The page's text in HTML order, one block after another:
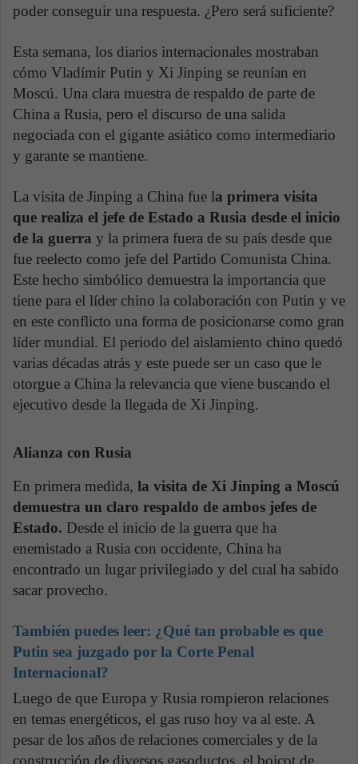
poder conseguir una respuesta. ¿Pero será suficiente?
Esta semana, los diarios internacionales mostraban
cómo Vladímir Putin y Xi Jinping se reunían en
Moscú. Una clara muestra de respaldo de parte de
China a Rusia, pero el discurso de una salida
negociada con el gigante asiático como intermediario
y garante se mantiene.
La visita de Jinping a China fue la primera visita
que realiza el jefe de Estado a Rusia desde el inicio
de la guerra y la primera fuera de su país desde que
fue reelecto como jefe del Partido Comunista China.
Este hecho simbólico demuestra la importancia que
tiene para el líder chino la colaboración con Putin y ve
en este conflicto una forma de posicionarse como gran
líder mundial. El periodo del aislamiento chino quedó
varias décadas atrás y este puede ser un caso que le
otorgue a China la relevancia que viene buscando el
ejecutivo desde la llegada de Xi Jinping.
Alianza con Rusia
En primera medida, la visita de Xi Jinping a Moscú
demuestra un claro respaldo de ambos jefes de
Estado. Desde el inicio de la guerra que ha
enemistado a Rusia con occidente, China ha
encontrado un lugar privilegiado y del cual ha sabido
sacar provecho.
También puedes leer: ¿Qué tan probable es que
Putin sea juzgado por la Corte Penal
Internacional?
Luego de que Europa y Rusia rompieron relaciones
en temas energéticos, el gas ruso hoy va al este. A
pesar de los años de relaciones comerciales y de la
construcción de diversos gasoductos, el boicot de